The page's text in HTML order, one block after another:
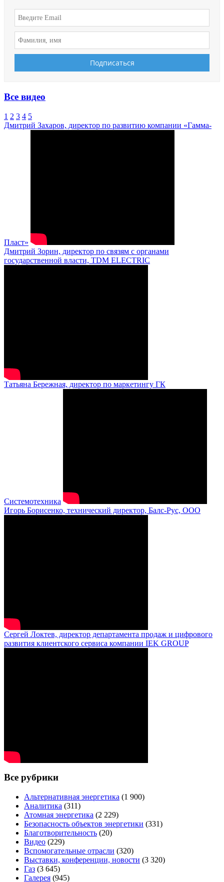
Все видео
1 2 3 4 5
Дмитрий Захаров, директор по развитию компании «Гамма-
Пласт»
Дмитрий Зорин, директор по связям с органами
государственной власти, TDM ELECTRIC
Татьяна Бережная, директор по маркетингу ГК
Системотехника
Игорь Борисенко, технический директор, Балс-Рус, ООО
Сергей Локтев, директор департамента продаж и цифрового
развития клиентского сервиса компании IEK GROUP
Все рубрики
Альтернативная энергетика (1 900)
Аналитика (311)
Атомная энергетика (2 229)
Безопасность объектов энергетики (331)
Благотворительность (20)
Видео (229)
Вспомогательные отрасли (320)
Выставки, конференции, новости (3 320)
Газ (3 645)
Галерея (945)